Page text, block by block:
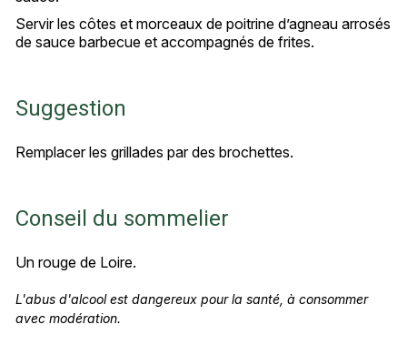
Servir les côtes et morceaux de poitrine d’agneau arrosés
de sauce barbecue et accompagnés de frites.
Suggestion
Remplacer les grillades par des brochettes.
Conseil du sommelier
Un rouge de Loire.
L'abus d'alcool est dangereux pour la santé, à consommer
avec modération.